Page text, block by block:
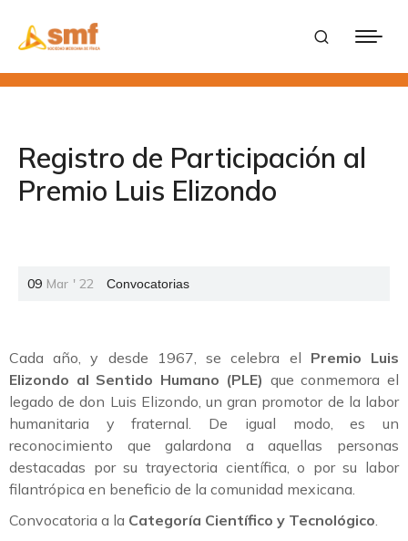
Registro de Participación al
Premio Luis Elizondo
09 Mar ' 22 Convocatorias
Cada año, y desde 1967, se celebra el Premio Luis
Elizondo al Sentido Humano (PLE) que conmemora el
legado de don Luis Elizondo, un gran promotor de la labor
humanitaria y fraternal. De igual modo, es un
reconocimiento que galardona a aquellas personas
destacadas por su trayectoria científica, o por su labor
filantrópica en beneficio de la comunidad mexicana.
Convocatoria a la Categoría Científico y Tecnológico.